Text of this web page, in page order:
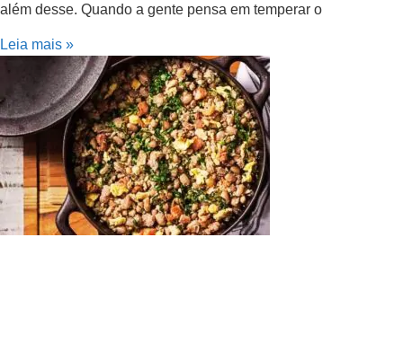
além desse. Quando a gente pensa em temperar o
Leia mais »